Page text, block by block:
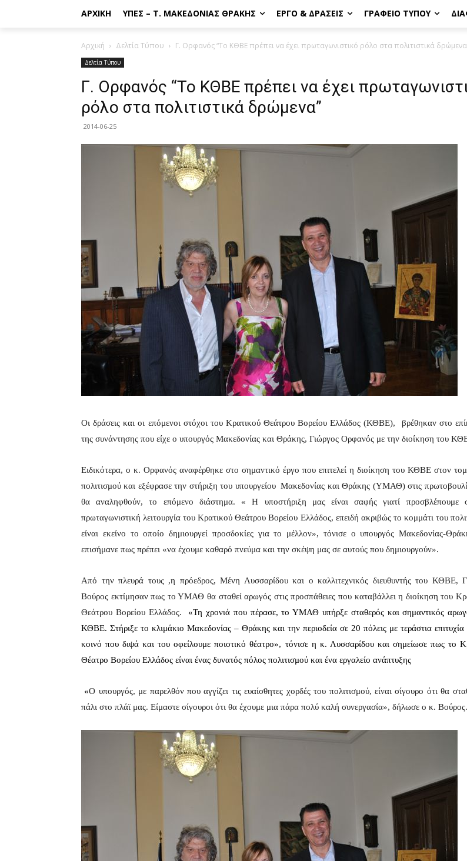
ΑΡΧΙΚΉ ΥΠΕΣ – Τ. ΜΑΚΕΔΟΝΊΑΣ ΘΡΆΚΗΣ ΈΡΓΟ & ΔΡΆΣΕΙΣ ΓΡΑΦΕΊΟ ΤΎΠΟΥ
Αρχική Δελτία Τύπου Γ. Ορφανός “Το ΚΘΒΕ πρέπει να έχει πρωταγωνιστικό ρόλο στα πολιτιστικά
Δελτία Τύπου
Γ. Ορφανός “Το ΚΘΒΕ πρέπει να έχει
ρόλο στα πολιτιστικά δρώμενα”
2014-06-25
Οι δράσεις και οι επόμενοι στόχοι του Κρατικού Θεάτρου Βορείου Ελλάδος (ΚΘΒΕ),
βρέθηκαν στο
της συνάντησης που είχε ο υπουργός Μακεδονίας και Θράκης, Γιώργος Ορφανός με την διοίκηση του
Ειδικότερα, ο κ. Ορφανός αναφέρθηκε στο σημαντικό έργο που επιτελεί η διοίκηση του ΚΘΒΕ στον
πολιτισμού και εξέφρασε την στήριξη του υπουργείου Μακεδονίας και Θράκης (ΥΜΑΘ) στις
θα αναληφθούν, το επόμενο διάστημα. « Η υποστήριξη μας είναι σαφής γιατί προσβλέπουμε
πρωταγωνιστική λειτουργία του Κρατικού Θεάτρου Βορείου Ελλάδος, επειδή ακριβώς το κομμάτι του
είναι εκείνο το οποίο δημιουργεί προσδοκίες για το μέλλον», τόνισε ο υπουργός Μακεδονίας-
επισήμανε πως πρέπει «να έχουμε καθαρό πνεύμα και την σκέψη μας σε αυτούς που δημιουργούν».
Από την πλευρά τους ,η πρόεδρος, Μένη Λυσσαρίδου και ο καλλιτεχνικός διευθυντής του ΚΘΒΕ,
Βούρος εκτίμησαν πως το ΥΜΑΘ θα σταθεί αρωγός στις προσπάθειες που καταβάλλει η διοίκηση του
Θεάτρου Βορείου Ελλάδος.
«Τη χρονιά που πέρασε, το ΥΜΑΘ υπήρξε σταθερός και σημαντικός
ΚΘΒΕ. Στήριξε το κλιμάκιο Μακεδονίας – Θράκης και την περιοδεία σε 20 πόλεις με τεράστια επιτυχία
κοινό που διψά και του οφείλουμε ποιοτικό θέατρο», τόνισε η κ. Λυσσαρίδου και σημείωσε πως το
Θέατρο Βορείου Ελλάδος είναι ένας δυνατός πόλος πολιτισμού και ένα εργαλείο ανάπτυξης
«Ο υπουργός, με παρελθόν που αγγίζει τις ευαίσθητες χορδές του πολιτισμού, είναι σίγουρο ότι θα
πάλι στο πλάϊ μας. Είμαστε σίγουροι ότι θα έχουμε μια πάρα πολύ καλή συνεργασία», δήλωσε ο κ. Βούρος.